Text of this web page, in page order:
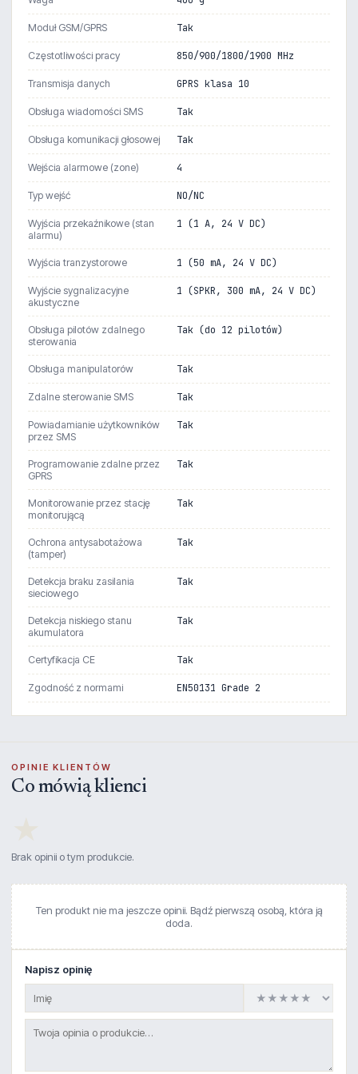
Moduł GSM/GPRS Tak
Częstotliwości pracy 850/900/1800/1900 MHz
Transmisja danych GPRS klasa 10
Obsługa wiadomości SMS Tak
Obsługa komunikacji głosowej Tak
Wejścia alarmowe (zone) 4
Typ wejść NO/NC
Wyjścia przekaźnikowe (stan
alarmu)
1 (1 A, 24 V DC)
Wyjścia tranzystorowe 1 (50 mA, 24 V DC)
Wyjście sygnalizacyjne
akustyczne
1 (SPKR, 300 mA, 24 V DC)
Obsługa pilotów zdalnego
sterowania
Tak (do 12 pilotów)
Obsługa manipulatorów Tak
Zdalne sterowanie SMS Tak
Powiadamianie użytkowników
przez SMS
Tak
Programowanie zdalne przez
GPRS
Tak
Monitorowanie przez stację
monitorującą
Tak
Ochrona antysabotażowa
(tamper)
Tak
Detekcja braku zasilania
sieciowego
Tak
Detekcja niskiego stanu
akumulatora
Tak
Certyfikacja CE Tak
Zgodność z normami EN50131 Grade 2
OPINIE KLIENTÓW
Co mówią klienci
Brak opinii o tym produkcie.
Ten produkt nie ma jeszcze opinii. Bądź pierwszą osobą, która ją
doda.
Napisz opinię